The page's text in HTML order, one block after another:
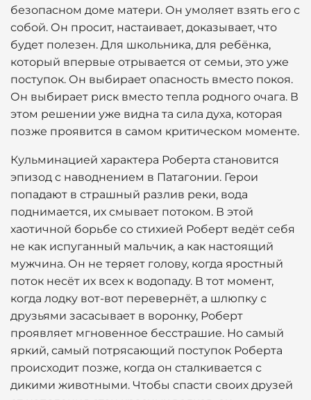
безопасном доме матери. Он умоляет взять его с
собой. Он просит, настаивает, доказывает, что
будет полезен. Для школьника, для ребёнка,
который впервые отрывается от семьи, это уже
поступок. Он выбирает опасность вместо покоя.
Он выбирает риск вместо тепла родного очага. В
этом решении уже видна та сила духа, которая
позже проявится в самом критическом моменте.
Кульминацией характера Роберта становится
эпизод с наводнением в Патагонии. Герои
попадают в страшный разлив реки, вода
поднимается, их смывает потоком. В этой
хаотичной борьбе со стихией Роберт ведёт себя
не как испуганный мальчик, а как настоящий
мужчина. Он не теряет голову, когда яростный
поток несёт их всех к водопаду. В тот момент,
когда лодку вот-вот перевернёт, а шлюпку с
друзьями засасывает в воронку, Роберт
проявляет мгновенное бесстрашие. Но самый
яркий, самый потрясающий поступок Роберта
происходит позже, когда он сталкивается с
дикими животными. Чтобы спасти своих друзей